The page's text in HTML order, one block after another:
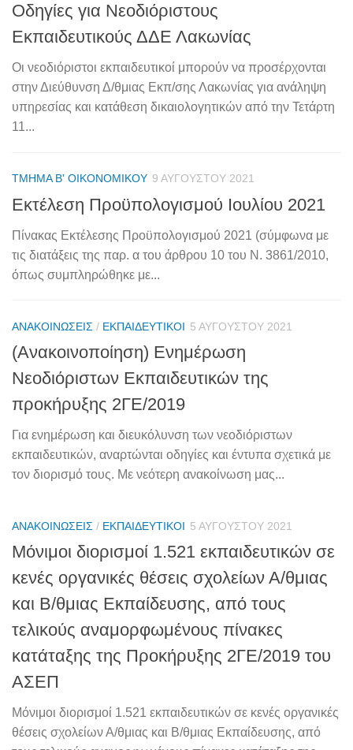
Οδηγίες για Νεοδιόριστους
Εκπαιδευτικούς ΔΔΕ Λακωνίας
Οι νεοδιόριστοι εκπαιδευτικοί μπορούν να προσέρχονται
στην Διεύθυνση Δ/θμιας Εκπ/σης Λακωνίας για ανάληψη
υπηρεσίας και κατάθεση δικαιολογητικών από την Τετάρτη
11...
ΤΜΉΜΑ Β' ΟΙΚΟΝΟΜΙΚΟΎ 9 ΑΥΓΟΎΣΤΟΥ 2021
Εκτέλεση Προϋπολογισμού Ιουλίου 2021
Πίνακας Εκτέλεσης Προϋπολογισμού 2021 (σύμφωνα με
τις διατάξεις της παρ. α του άρθρου 10 του Ν. 3861/2010,
όπως συμπληρώθηκε με...
ΑΝΑΚΟΙΝΏΣΕΙΣ / ΕΚΠΑΙΔΕΥΤΙΚΟΊ 5 ΑΥΓΟΎΣΤΟΥ 2021
(Ανακοινοποίηση) Ενημέρωση
Νεοδιόριστων Εκπαιδευτικών της
προκήρυξης 2ΓΕ/2019
Για ενημέρωση και διευκόλυνση των νεοδιόριστων
εκπαιδευτικών, αναρτώνται οδηγίες και έντυπα σχετικά με
τον διορισμό τους. Με νεότερη ανακοίνωση μας...
ΑΝΑΚΟΙΝΏΣΕΙΣ / ΕΚΠΑΙΔΕΥΤΙΚΟΊ 5 ΑΥΓΟΎΣΤΟΥ 2021
Μόνιμοι διορισμοί 1.521 εκπαιδευτικών σε
κενές οργανικές θέσεις σχολείων Α/θμιας
και Β/θμιας Εκπαίδευσης, από τους
τελικούς αναμορφωμένους πίνακες
κατάταξης της Προκήρυξης 2ΓΕ/2019 του
ΑΣΕΠ
Μόνιμοι διορισμοί 1.521 εκπαιδευτικών σε κενές οργανικές
θέσεις σχολείων Α/θμιας και Β/θμιας Εκπαίδευσης, από